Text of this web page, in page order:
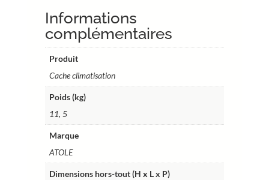
Crème
HCI208HCR
Informations
complémentaires
Produit
Cache climatisation
Poids (kg)
11, 5
Marque
ATOLE
Dimensions hors-tout (H x L x P)